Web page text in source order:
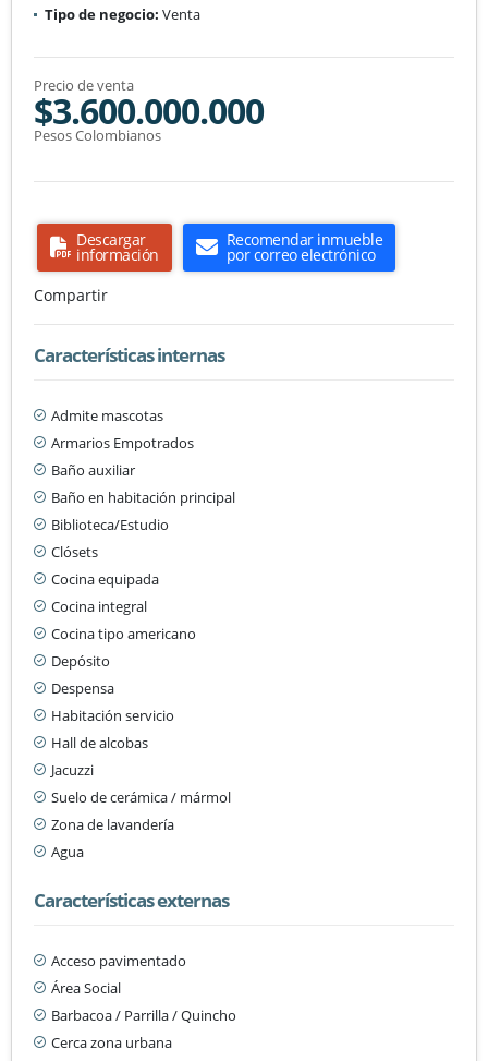
Tipo de negocio: Venta
Precio de venta
$3.600.000.000
Pesos Colombianos
Descargar
información
Recomendar inmueble
por correo electrónico
Compartir
Características internas
Admite mascotas
Armarios Empotrados
Baño auxiliar
Baño en habitación principal
Biblioteca/Estudio
Clósets
Cocina equipada
Cocina integral
Cocina tipo americano
Depósito
Despensa
Habitación servicio
Hall de alcobas
Jacuzzi
Suelo de cerámica / mármol
Zona de lavandería
Agua
Características externas
Acceso pavimentado
Área Social
Barbacoa / Parrilla / Quincho
Cerca zona urbana